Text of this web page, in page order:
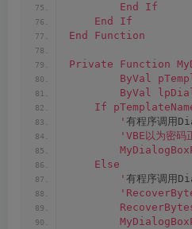
        End If
    End If
End Function
Private Function
ByVal
ByVal
If
        '
有程序调用
'VBE以为密码
    Else
        '
有程序调用